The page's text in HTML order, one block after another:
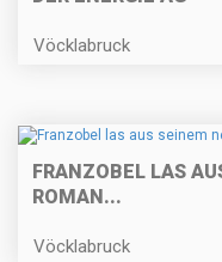
Vöcklabruck
FRANZOBEL LAS
ROMAN...
Vöcklabruck